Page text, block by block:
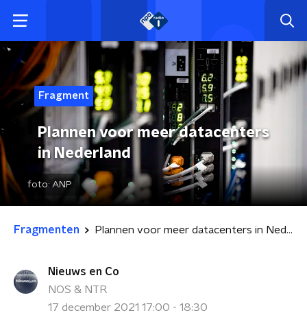
Fragment
Plannen voor meer datacenters
in Nederland
foto: ANP
Fragmenten Plannen voor meer datacenters in Nederland
Nieuws en Co
NOS & NTR
17 december 2021 17:00 - 18:30